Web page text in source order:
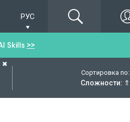
РУС
Skills >>
✖
Сортировка по:
Сложности: ⇑